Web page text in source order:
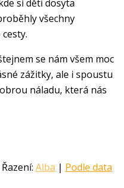
si děti dosyta
všechny
se nám všem moc
zážitky, ale i spoustu
náladu, která nás
Řazení: Alba | Podle data